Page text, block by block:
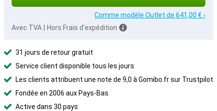
Comme modèle Outlet de 641,00 € ›
Avec TVA
Hors Frais d'expédition
31 jours de retour gratuit
Service client disponible tous les jours
Les clients attribuent une note de 9,0 à Gomibo.fr sur Trustpilot
Fondée en 2006 aux Pays-Bas
Active dans 30 pays